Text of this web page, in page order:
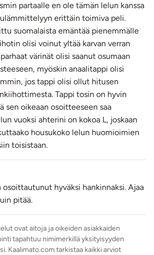
silikoni, ABS
cm
käyttöpituus: n. 10 cm
halkaisija: 2,2 cm - 3,2 cm
9 cm
max. 4,9 cm
(klitorikseen osuvan kohouman
1,5 cm
n. 7 cm
1,4 cm - 2,1 cm
mukana tulevan USB-kaapelin avulla.
n. 1 h
akulla: n. 2 h
kantama: n. 15 m
partaalle en ole tämän lelun kanssa
erittäin toimiva peli.
suomalaista emäntää pienemmälle
olisi voinut yltää karvan verran
värinät olisi saanut osumaan
myöskin anaalitappi olisi
jos tappi olisi ollut hitusen
Tappi tosin on hyvin
sen oikeaan osoitteeseen saa
vuoksi ahterini on kokoa L, joskaan
housukoko lelun huomioimien
toisistaan.
hyväksi hankinnaksi. Ajaa
pitää.
ovat aitoja ja oikeiden asiakkaiden
tapahtuu nimimerkillä yksityisyyden
Kaalimato.com tarkistaa kaikki arviot